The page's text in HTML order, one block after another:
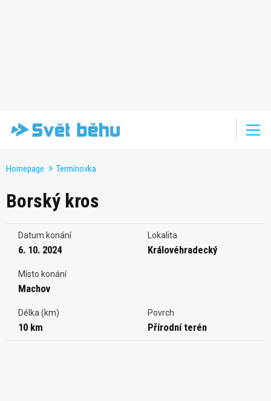
Homepage Termínovka
Borský kros
Datum konání
6. 10. 2024
Lokalita
Královéhradecký
Místo konání
Machov
Délka (km)
10 km
Povrch
Přírodní terén